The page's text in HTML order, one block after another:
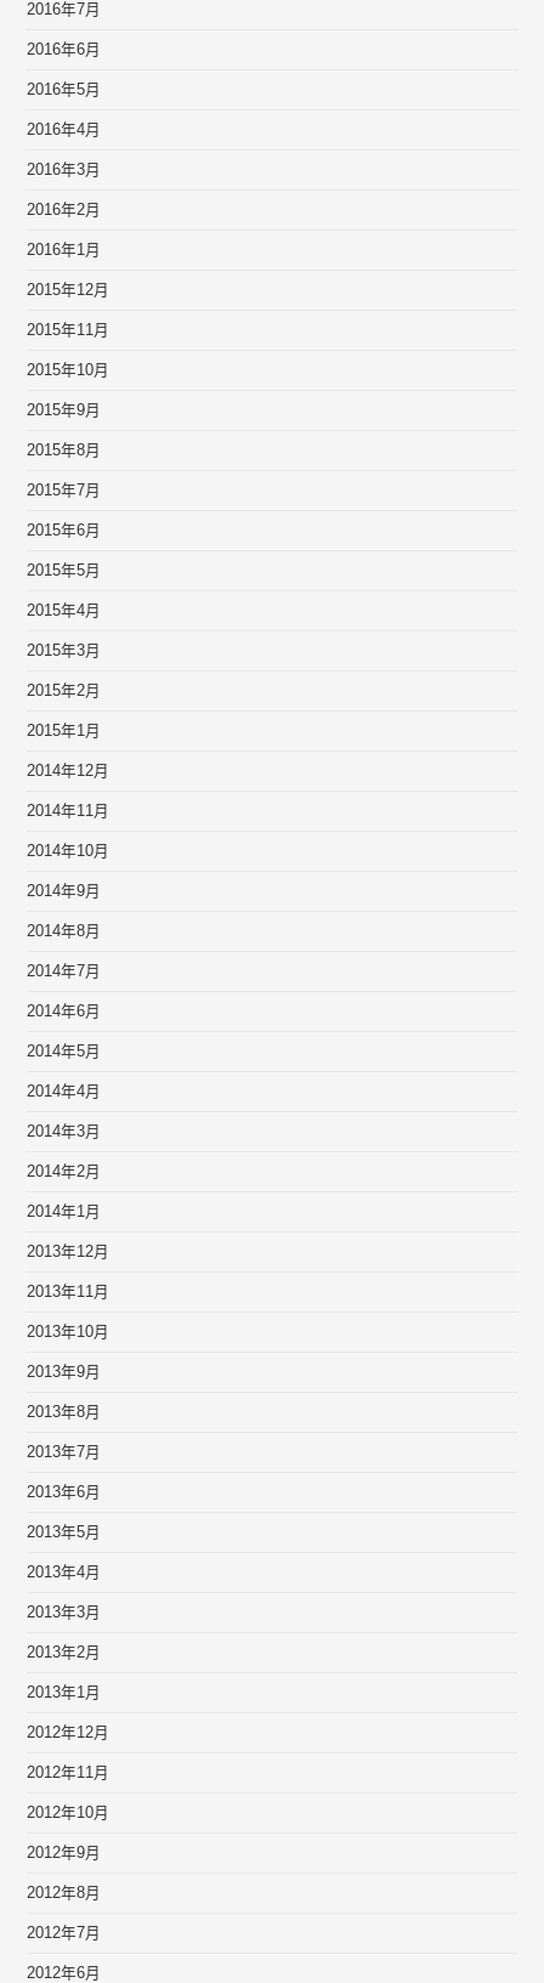
2016年7月
2016年6月
2016年5月
2016年4月
2016年3月
2016年2月
2016年1月
2015年12月
2015年11月
2015年10月
2015年9月
2015年8月
2015年7月
2015年6月
2015年5月
2015年4月
2015年3月
2015年2月
2015年1月
2014年12月
2014年11月
2014年10月
2014年9月
2014年8月
2014年7月
2014年6月
2014年5月
2014年4月
2014年3月
2014年2月
2014年1月
2013年12月
2013年11月
2013年10月
2013年9月
2013年8月
2013年7月
2013年6月
2013年5月
2013年4月
2013年3月
2013年2月
2013年1月
2012年12月
2012年11月
2012年10月
2012年9月
2012年8月
2012年7月
2012年6月